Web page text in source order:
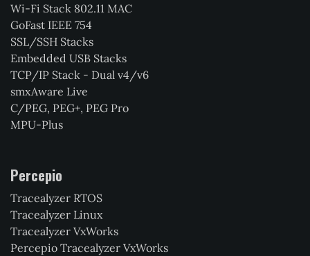
Wi-Fi Stack 802.11 MAC
GoFast IEEE 754
SSL/SSH Stacks
Embedded USB Stacks
TCP/IP Stack - Dual v4/v6
smxAware Live
C/PEG, PEG+, PEG Pro
MPU-Plus
Percepio
Tracealyzer RTOS
Tracealyzer Linux
Tracealyzer VxWorks
Percepio Tracealyzer VxWorks